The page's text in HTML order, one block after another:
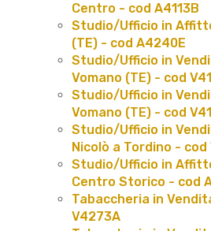
Centro - cod A4113B
Studio/Ufficio in
(TE) - cod A4240E
Studio/Ufficio in
Vomano (TE) - cod
Studio/Ufficio in
Vomano (TE) - cod
Studio/Ufficio in
Nicolò a Tordino - cod
Studio/Ufficio in
Centro Storico - cod
Tabaccheria in
V4273A